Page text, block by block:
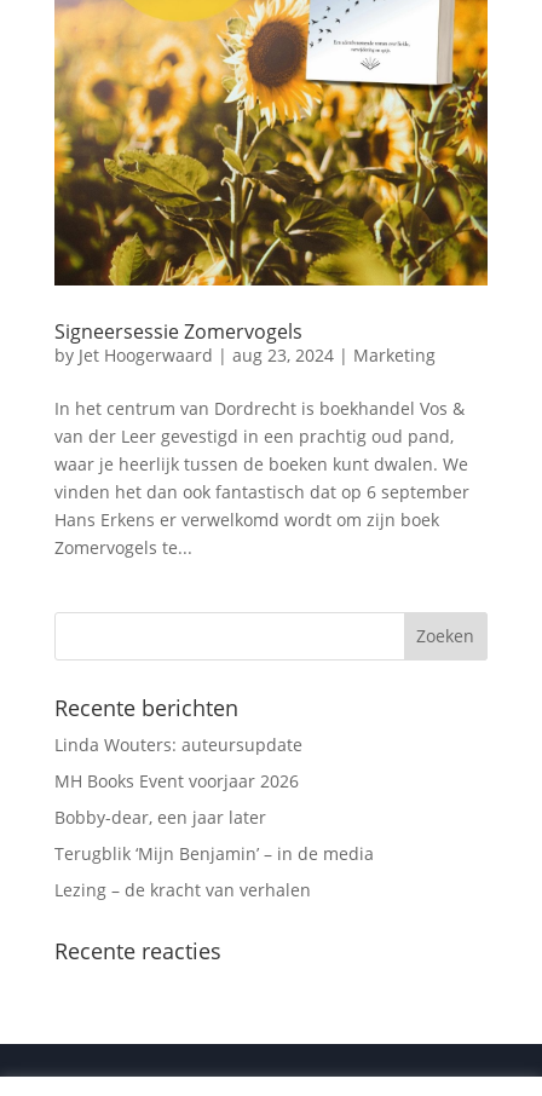
Signeersessie Zomervogels
by Jet Hoogerwaard | aug 23, 2024| Marketing
In het centrum van Dordrecht is boekhandel Vos &
van der Leer gevestigd in een prachtig oud pand,
waar je heerlijk tussen de boeken kunt dwalen. We
vinden het dan ook fantastisch dat op 6 september
Hans Erkens er verwelkomd wordt om zijn boek
Zomervogels te...
Recente berichten
Linda Wouters: auteursupdate
MH Books Event voorjaar 2026
Bobby-dear, een jaar later
Terugblik ‘Mijn Benjamin’ – in de media
Lezing – de kracht van verhalen
Recente reacties